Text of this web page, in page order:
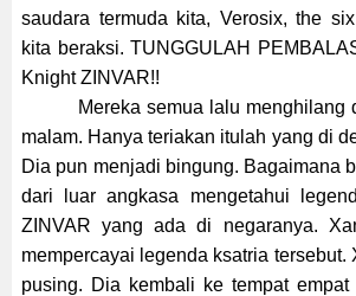
saudara termuda kita, Verosix, the
kita beraksi. TUNGGULAH
Knight ZINVAR!!
Mereka semua lalu menghilang
malam. Hanya teriakan itulah yang di
Dia pun menjadi bingung. Bagaimana
dari luar angkasa mengetahui
ZINVAR yang ada di negaranya.
mempercayai legenda ksatria tersebut.
pusing. Dia kembali ke tempat